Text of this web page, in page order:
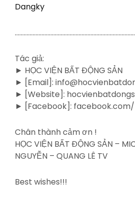
Dangky
Tác giả:
► HỌC VIỆN BẤT ĐỘNG SẢN
► [Email]:
► [Website]:
► [Facebook]: facebook.com/
Chân thành cảm ơn !
HỌC VIỆN BẤT ĐỘNG SẢN –
NGUYỄN – QUANG LÊ TV
Best wishes!!!